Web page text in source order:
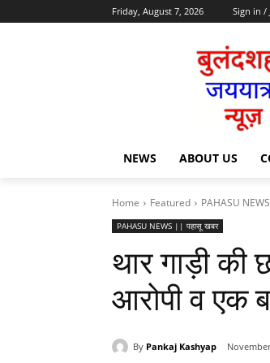
Friday, August 7, 2026 Sign in /
NEWS ABOUT US
Home Featured PAHASU
PAHASU NEWS || पहासू खबर
थार गाड़ी की
आरोपी व एक
By Pankaj Kashyap